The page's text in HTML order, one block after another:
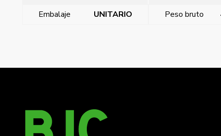
Embalaje
UNITARIO Peso bruto